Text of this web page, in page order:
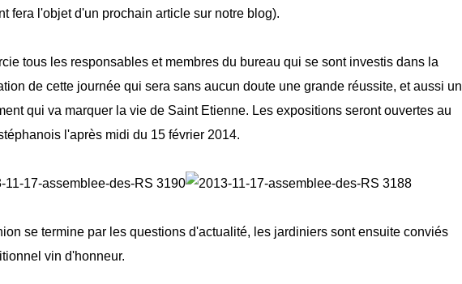
fera l'objet d'un prochain article sur notre blog).
tous les responsables et membres du bureau qui se sont investis dans la
de cette journée qui sera sans aucun doute une grande réussite, et aussi un
qui va marquer la vie de Saint Etienne. Les expositions seront ouvertes au
l'après midi du 15 février 2014.
se termine par les questions d'actualité, les jardiniers sont ensuite conviés
vin d'honneur.